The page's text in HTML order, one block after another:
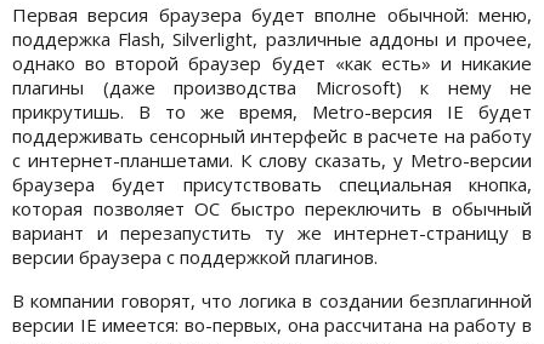
Первая версия браузера будет вполне обычной: меню,
поддержка Flash, Silverlight, различные аддоны и прочее,
однако во второй браузер будет «как есть» и никакие
плагины (даже производства Microsoft) к нему не
прикрутишь. В то же время, Metro-версия IE будет
поддерживать сенсорный интерфейс в расчете на работу
с интернет-планшетами. К слову сказать, у Metro-версии
браузера будет присутствовать специальная кнопка,
которая позволяет ОС быстро переключить в обычный
вариант и перезапустить ту же интернет-страницу в
версии браузера с поддержкой плагинов.
В компании говорят, что логика в создании безплагинной
версии IE имеется: во-первых, она рассчитана на работу в